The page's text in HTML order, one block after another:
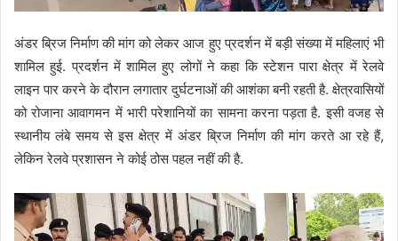
अंडर ब्रिज निर्माण की मांग को लेकर आज हुए प्रदर्शन में बड़ी संख्या में महिलाएं भी
शामिल हुई. प्रदर्शन में शामिल हुए लोगों ने कहा कि स्टेशन पारा क्षेत्र में रेलवे
लाइन पार करने के दौरान लगातार दुर्घटनाओं की आशंका बनी रहती है. क्षेत्रवासियों
को रोजाना आवागमन में भारी परेशानियों का सामना करना पड़ता है. इसी वजह से
स्थानीय लंबे समय से इस क्षेत्र में अंडर ब्रिज निर्माण की मांग करते आ रहे हैं,
लेकिन रेलवे प्रशासन ने कोई ठोस पहल नहीं की है.